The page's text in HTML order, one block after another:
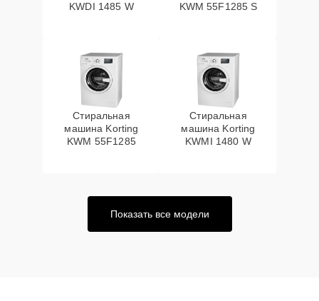
KWDI 1485 W
KWM 55F1285 S
Стиральная
машина Korting
KWM 55F1285
Стиральная
машина Korting
KWMI 1480 W
Показать все модели